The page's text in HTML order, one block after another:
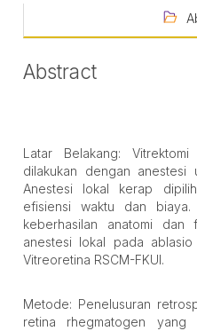
Abstract
Latar Belakang:
dilakukan dengan anestesi
Anestesi lokal kerap
efisiensi waktu dan biaya.
keberhasilan anatomi dan
anestesi lokal pada
Vitreoretina RSCM-FKUI.
Metode: Penelusuran
retina rhegmatogen yang